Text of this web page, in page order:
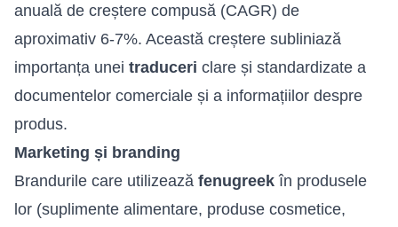
anuală de creștere compusă (CAGR) de
aproximativ 6-7%. Această creștere subliniază
importanța unei traduceri clare și standardizate a
documentelor comerciale și a informațiilor despre
produs.
Marketing și branding
Brandurile care utilizează fenugreek în produsele
lor (suplimente alimentare, produse cosmetice,